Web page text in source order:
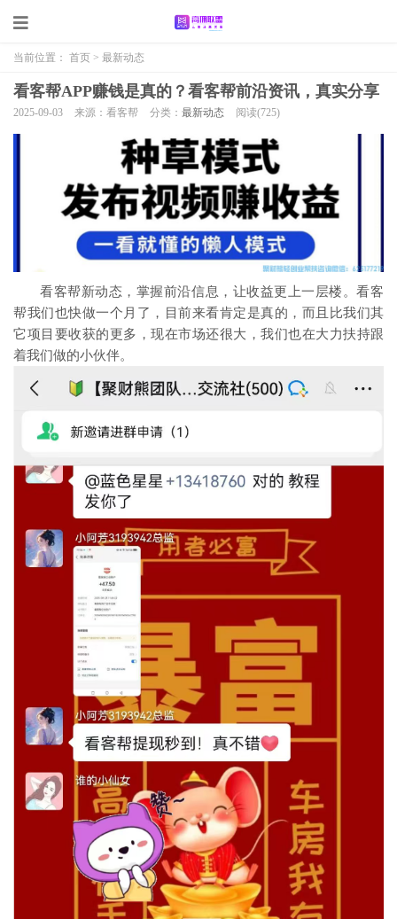
当前位置： 首页 > 最新动态
看客帮APP赚钱是真的？看客帮前沿资讯，真实分享
2025-09-03 来源：看客帮 分类： 最新动态 阅读(725)
看客帮新动态，掌握前沿信息，让收益更上一层楼。看客
帮我们也快做一个月了，目前来看肯定是真的，而且比我们其
它项目要收获的更多，现在市场还很大，我们也在大力扶持跟
着我们做的小伙伴。